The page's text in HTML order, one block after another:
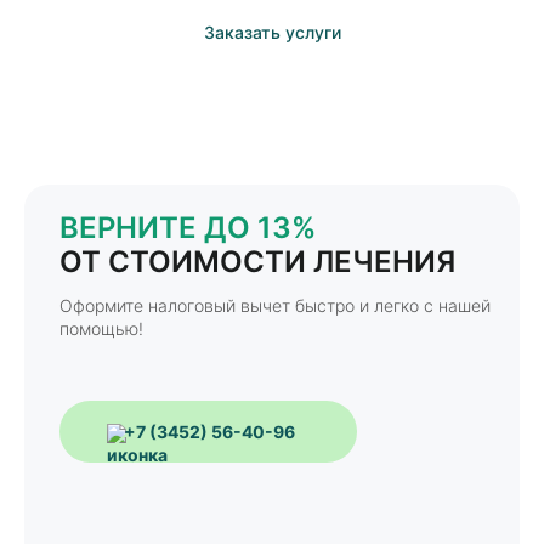
Заказать услуги
ВЕРНИТЕ ДО 13%
ОТ СТОИМОСТИ ЛЕЧЕНИЯ
Оформите налоговый вычет быстро и легко с нашей
помощью!
+7 (3452) 56-40-96